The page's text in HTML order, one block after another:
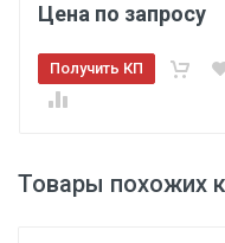
Товары похожих
Цена по запросу
Получить КП